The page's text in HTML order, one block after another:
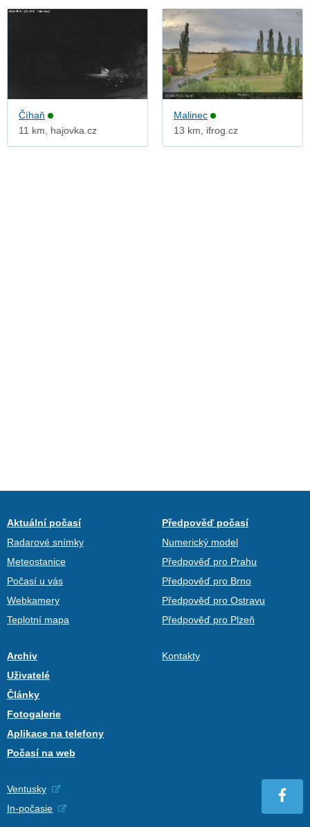
Číhaň
11 km, hajovka.cz
Malinec
13 km, ifrog.cz
Aktuální počasí
Radarové snímky
Meteostanice
Počasí u vás
Webkamery
Teplotní mapa
Předpověď počasí
Numerický model
Předpověď pro Prahu
Předpověď pro Brno
Předpověď pro Ostravu
Předpověď pro Plzeň
Archiv
Uživatelé
Články
Fotogalerie
Aplikace na telefony
Počasí na web
Kontakty
Ventusky
In-počasie